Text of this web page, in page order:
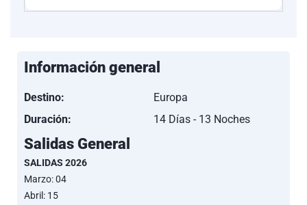
Información general
Destino:
Europa
Duración:
14 Días - 13 Noches
Salidas General
SALIDAS 2026
Marzo: 04
Abril: 15